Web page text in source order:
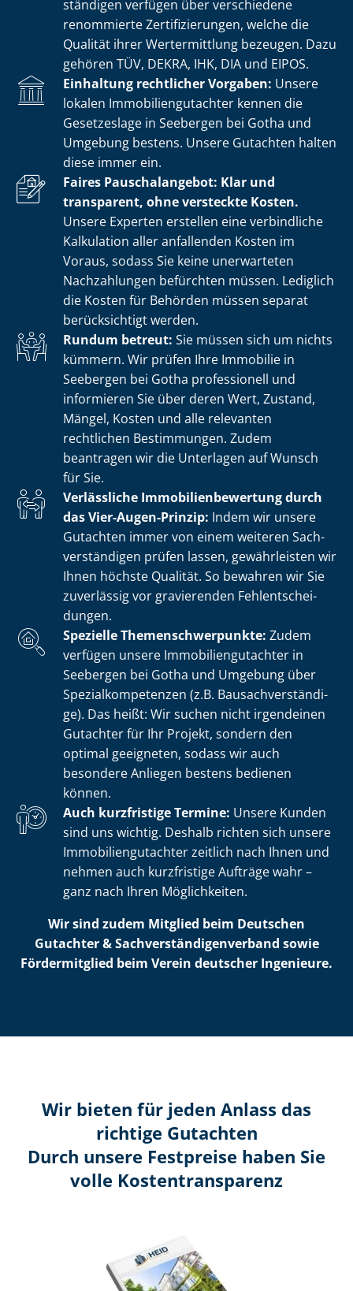
stän­di­gen verfügen über verschiedene
renommierte Zer­ti­fi­zie­run­gen, welche die
Qualität ihrer Wertermittlung bezeugen. Dazu
gehören TÜV, DEKRA, IHK, DIA und EIPOS.
Einhaltung rechtlicher Vorgaben: Unsere
lokalen Im­mo­bi­li­en­gut­ach­ter kennen die
Gesetzeslage in Seebergen bei Gotha und
Umgebung bestens. Unsere Gutachten halten
diese immer ein.
Faires Pauschalangebot: Klar und
transparent, ohne versteckte Kosten.
Unsere Experten erstellen eine verbindliche
Kalkulation aller anfallenden Kosten im
Voraus, sodass Sie keine unerwarteten
Nachzahlungen befürchten müssen. Lediglich
die Kosten für Behörden müssen separat
berücksichtigt werden.
Rundum betreut: Sie müssen sich um nichts
kümmern. Wir prüfen Ihre Immobilie in
Seebergen bei Gotha professionell und
informieren Sie über deren Wert, Zustand,
Mängel, Kosten und alle relevanten
rechtlichen Bestimmungen. Zudem
beantragen wir die Unterlagen auf Wunsch
für Sie.
Verlässliche Im­mo­bi­li­en­be­wer­tung durch
das Vier-Augen-Prinzip: Indem wir unsere
Gutachten immer von einem weiteren Sach­
ver­stän­di­gen prüfen lassen, gewährleisten wir
Ihnen höchste Qualität. So bewahren wir Sie
zuverlässig vor gravierenden Fehl­ent­schei­
dun­gen.
Spezielle The­men­schwer­punk­te: Zudem
verfügen unsere Im­mo­bi­li­en­gut­ach­ter in
Seebergen bei Gotha und Umgebung über
Spe­zi­al­kom­pe­ten­zen (z.B. Bau­sach­ver­stän­di­
ge). Das heißt: Wir suchen nicht irgendeinen
Gutachter für Ihr Projekt, sondern den
optimal geeigneten, sodass wir auch
besondere Anliegen bestens bedienen
können.
Auch kurzfristige Termine: Unsere Kunden
sind uns wichtig. Deshalb richten sich unsere
Im­mo­bi­li­en­gut­ach­ter zeitlich nach Ihnen und
nehmen auch kurzfristige Aufträge wahr –
ganz nach Ihren Möglichkeiten.
Wir sind zudem Mitglied beim Deutschen
Gutachter & Sach­ver­stän­di­gen­ver­band sowie
Fördermitglied beim Verein deutscher Ingenieure.
Wir bieten für jeden Anlass das
richtige Gutachten
Durch unsere Festpreise haben Sie
volle Kosten­transparenz